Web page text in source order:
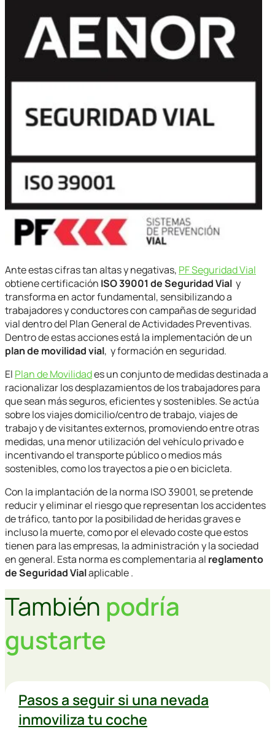
Ante estas cifras tan altas y negativas, PF Seguridad Vial
obtiene certificación ISO 39001 de Seguridad Vial y
transforma en actor fundamental, sensibilizando a
trabajadores y conductores con campañas de seguridad
vial dentro del Plan General de Actividades Preventivas.
Dentro de estas acciones está la implementación de un
plan de movilidad vial, y formación en seguridad.
El Plan de Movilidades un conjunto de medidas destinada a
racionalizar los desplazamientos de los trabajadores para
que sean más seguros, eficientes y sostenibles. Se actúa
sobre los viajes domicilio/centro de trabajo, viajes de
trabajo y de visitantes externos, promoviendo entre otras
medidas, una menor utilización del vehículo privado e
incentivando el transporte público o medios más
sostenibles, como los trayectos a pie o en bicicleta.
Con la implantación de la norma ISO 39001, se pretende
reducir y eliminar el riesgo que representan los accidentes
de tráfico, tanto por la posibilidad de heridas graves e
incluso la muerte, como por el elevado coste que estos
tienen para las empresas, la administración y la sociedad
en general. Esta norma es complementaria al reglamento
de Seguridad Vialaplicable .
También podría
gustarte
Pasos a seguir si una nevada
inmoviliza tu coche